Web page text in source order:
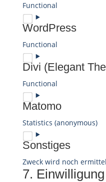
Functional
Consent
to
service
recaptcha
WordPress
Functional
Consent
to
service
Divi (Elegant
Functional
Consent
to
service
(elegant-
themes)
Matomo
Statistics (anonymous)
Consent
to
service
matomo
Sonstiges
Zweck wird noch
Consent
7. Einwilligung